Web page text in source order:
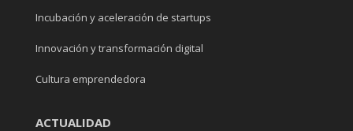
Incubación y aceleración de startups
Innovación y transformación digital
Cultura emprendedora
ACTUALIDAD